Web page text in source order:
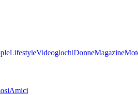
LifestyleVideogiochiDonneMagazine
Amici